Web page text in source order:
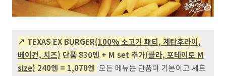
↗ TEXAS EX BURGER(100% 소고기 패티, 계란후라이,
베이컨, 치즈) 단품 830엔 + M set 추가(콜라, 포테이토 M
size) 240엔 = 1,070엔 모든 메뉴는 단품이 기본이고 세트